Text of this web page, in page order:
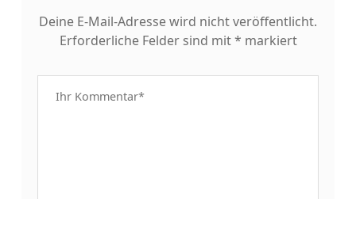
Deine E-Mail-Adresse wird nicht veröffentlicht.
Erforderliche Felder sind mit* markiert